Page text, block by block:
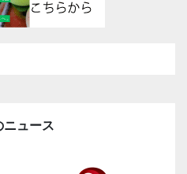
ニュース